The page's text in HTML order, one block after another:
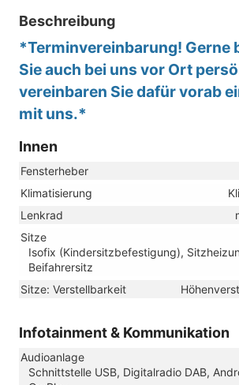
Beschreibung
*Terminvereinbarung! Gerne
Sie auch bei uns vor Ort
vereinbaren Sie dafür vorab
mit uns.*
Innen
Fensterheber
Klimatisierung
Lenkrad
Sitze
Isofix (Kindersitzbefestigung),
Beifahrersitz
Sitze: Verstellbarkeit
Infotainment & Kommunikation
Audioanlage
Schnittstelle USB, Digitalradio DAB,